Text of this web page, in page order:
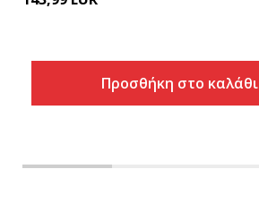
Προσθήκη στο καλάθι